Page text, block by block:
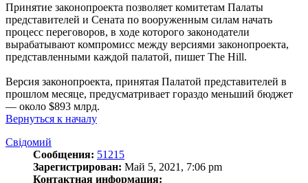
Принятие законопроекта позволяет комитетам Палаты
представителей и Сената по вооруженным силам начать
процесс переговоров, в ходе которого законодатели
вырабатывают компромисс между версиями законопроекта,
представленными каждой палатой, пишет The Hill.
Версия законопроекта, принятая Палатой представителей в
прошлом месяце, предусматривает гораздо меньший бюджет
— около $893 млрд.
Вернуться к началу
Свідомий
Сообщения: 51215
Зарегистрирован: Май 5, 2021, 7:06 pm
Контактная информация: